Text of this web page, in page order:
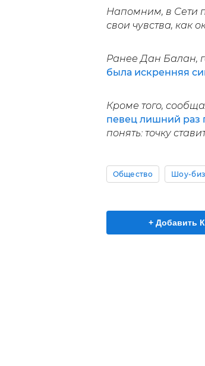
Напомним, в Сети
свои чувства, как
Ранее Дан Балан,
была искренняя
Кроме того,
певец лишний раз
понять: точку
Общество Шоу-
+ Добавить